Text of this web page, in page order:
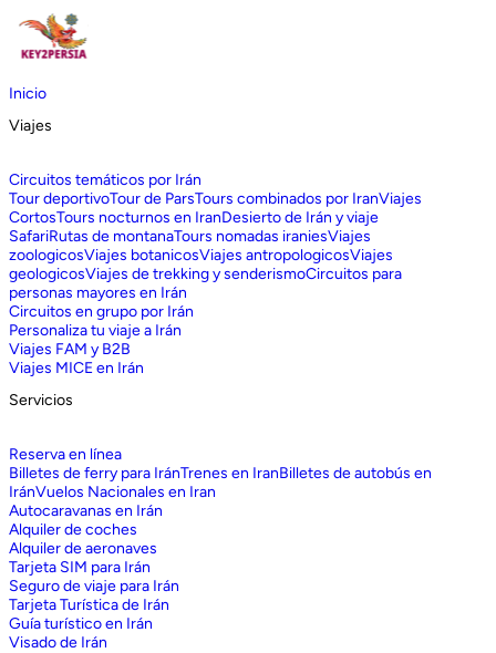
Inicio
Viajes
Circuitos temáticos por Irán
Tour deportivoTour de ParsTours combinados por IranViajes
CortosTours nocturnos en IranDesierto de Irán y viaje
SafariRutas de montanaTours nomadas iraniesViajes
zoologicosViajes botanicosViajes antropologicosViajes
geologicosViajes de trekking y senderismoCircuitos para
personas mayores en Irán
Circuitos en grupo por Irán
Personaliza tu viaje a Irán
Viajes FAM y B2B
Viajes MICE en Irán
Servicios
Reserva en línea
Billetes de ferry para IránTrenes en IranBilletes de autobús en
IránVuelos Nacionales en Iran
Autocaravanas en Irán
Alquiler de coches
Alquiler de aeronaves
Tarjeta SIM para Irán
Seguro de viaje para Irán
Tarjeta Turística de Irán
Guía turístico en Irán
Visado de Irán